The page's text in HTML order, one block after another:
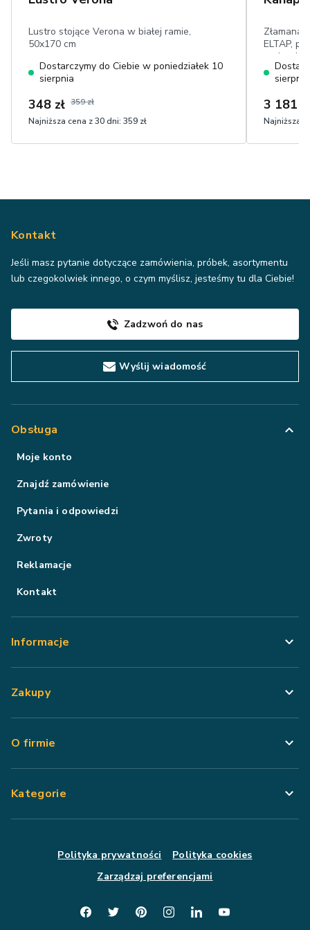
Lustro stojące Verona w białej ramie,
50x170 cm
Dostarczymy do Ciebie w poniedziałek 10
sierpnia
348 zł 359 zł
Najniższa cena z 30 dni: 359 zł
Złamana
ELTAP,
× 190
sierpnia
3 181
Najniższa
Kontakt
Jeśli masz pytanie dotyczące zamówienia, próbek, asortymentu
lub czegokolwiek innego, o czym myślisz, jesteśmy tu dla Ciebie!
Zadzwoń do nas
Wyślij wiadomość
Obsługa
Moje konto
Znajdź zamówienie
Pytania i odpowiedzi
Zwroty
Reklamacje
Kontakt
Informacje
Zakupy
O firmie
Kategorie
Polityka prywatności
Polityka cookies
Zarządzaj preferencjami